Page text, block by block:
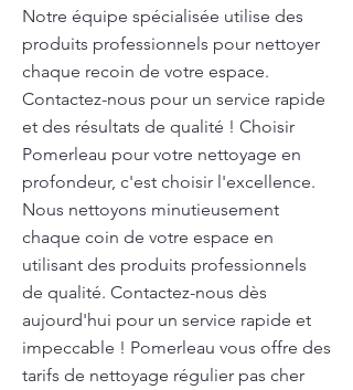
Notre équipe spécialisée utilise des
produits professionnels pour nettoyer
chaque recoin de votre espace.
Contactez-nous pour un service rapide
et des résultats de qualité ! Choisir
Pomerleau pour votre nettoyage en
profondeur, c'est choisir l'excellence.
Nous nettoyons minutieusement
chaque coin de votre espace en
utilisant des produits professionnels
de qualité. Contactez-nous dès
aujourd'hui pour un service rapide et
impeccable ! Pomerleau vous offre des
tarifs de nettoyage régulier pas cher